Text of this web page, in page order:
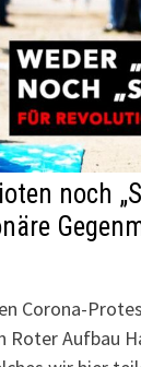
noch
Corona-
Roter Aufbau